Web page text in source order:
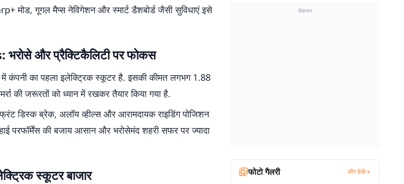
मोड, गूगल मैप्स नेविगेशन और स्मार्ट डैशबोर्ड जैसी सुविधाएं इसे
और प्रैक्टिकैलिटी पर फोकस
कंपनी का पहला इलेक्ट्रिक स्कूटर है. इसकी कीमत लगभग 1.88
की जरूरतों को ध्यान में रखकर तैयार किया गया है.
डिस्क ब्रेक, अलॉय व्हील्स और आरामदायक राइडिंग पोजिशन
परफॉर्मेंस की बजाय आसान और भरोसेमंद शहरी सफर पर ज्यादा
स्कूटर बाजार
विज्ञापन
फोटो गैलरी और देखें